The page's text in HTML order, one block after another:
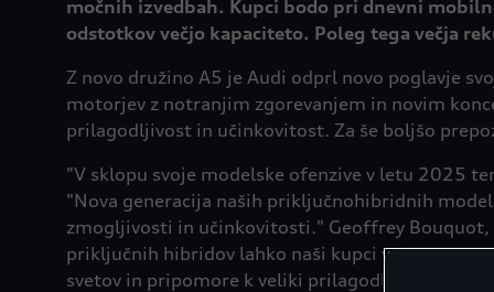
močnih izvedbah. Kupci bodo pri dnevni
odstotkov večjo kapaciteto. Poleg tega večja
Z novo družino A5 je Audi odprl novo poglavje
motorjev z notranjim zgorevanjem in novim
prilagodljivost in učinkovitost. Za še boljšo
"V sklopu svoje modelske ofenzive v letu 2025
"Nova generacija naših priključnohibridnih
zmogljivosti in učinkovitosti." Geoffrey Bouquot,
priključnih hibridov lahko naši kupci večino
svetov in pripomore k veliki prilagodljivosti v